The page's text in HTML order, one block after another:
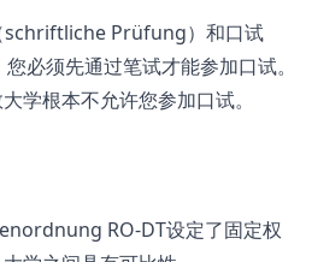
schriftliche Prüfung）和口试
必须先通过笔试才能参加口试。
学根本不允许您参加口试。
RO-DT设定了固定权